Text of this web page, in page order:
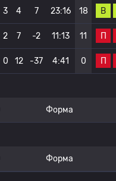
3 4 7 23:16 18 В
2 7 -2 11:13 11 П
0 12 -37 4:41 0 П
Форма
Форма